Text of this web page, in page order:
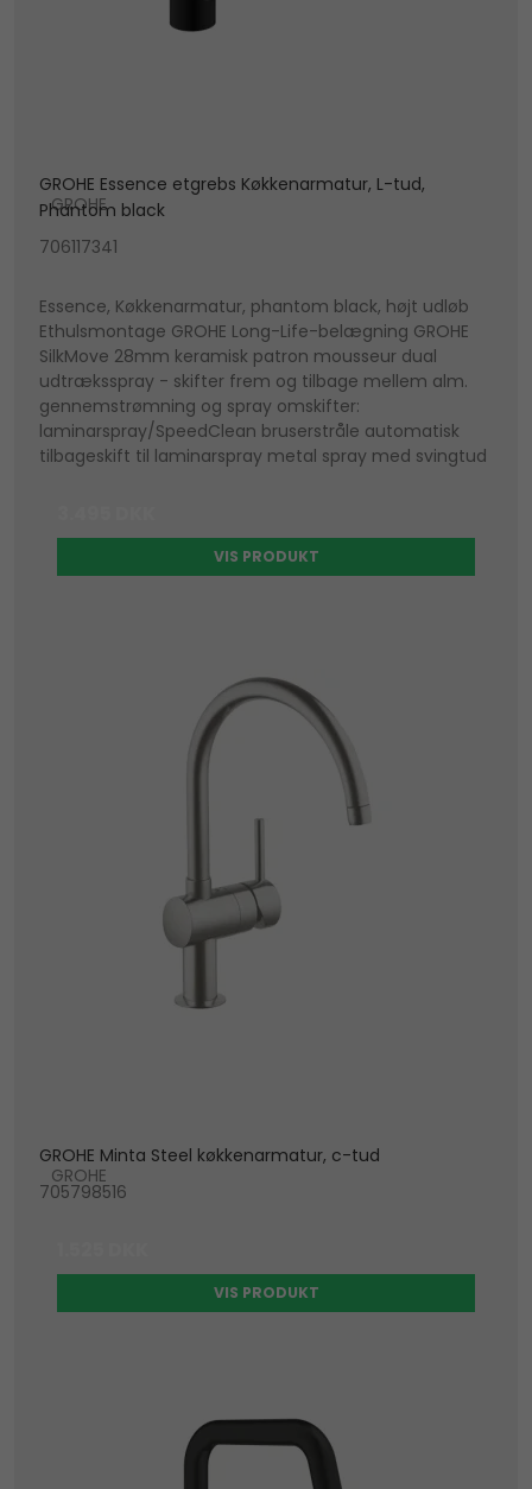
GROHE Essence etgrebs Køkkenarmatur, L-tud,
Phantom black
GROHE
706117341
Essence, Køkkenarmatur, phantom black, højt udløb
Ethulsmontage GROHE Long-Life-belægning GROHE
SilkMove 28mm keramisk patron mousseur dual
udtræksspray - skifter frem og tilbage mellem alm.
gennemstrømning og spray omskifter:
laminarspray/SpeedClean bruserstråle automatisk
tilbageskift til laminarspray metal spray med svingtud
VIS PRODUKT
GROHE Minta Steel køkkenarmatur, c-tud
GROHE
705798516
VIS PRODUKT